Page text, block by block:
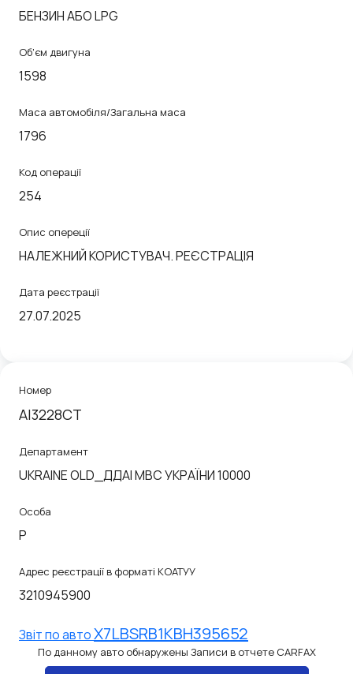
БЕНЗИН АБО LPG
Об'єм двигуна
1598
Маса автомобіля/Загальна маса
1796
Код операції
254
Опис опереції
НАЛЕЖНИЙ КОРИСТУВАЧ. РЕЄСТРАЦІЯ
Дата реєстрації
27.07.2025
Номер
АІ3228СТ
Департамент
UKRAINE OLD_ДДАІ МВС УКРАЇНИ 10000
Особа
P
Адрес реєстрації в форматі КОАТУУ
3210945900
Звiт по автоX7LBSRB1KBH395652
По данному авто обнаружены Записи в отчете CARFAX